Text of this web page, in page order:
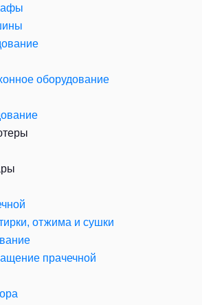
оборудование
отжима и сушки
прачечной